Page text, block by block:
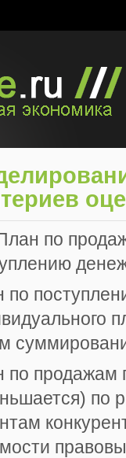
по
по
по продажам
по